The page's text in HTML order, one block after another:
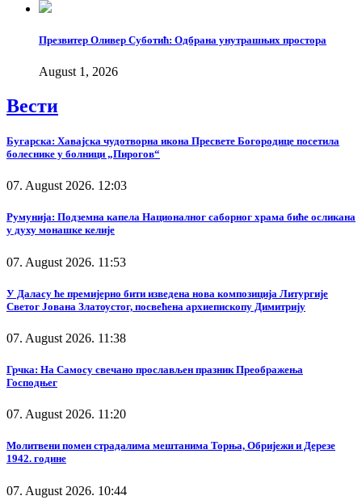
Презвитер Оливер Суботић: Одбрана унутрашњих простора
August 1, 2026
Вести
Бугарска: Хавајска чудотворна икона Пресвете Богородице посетила
болеснике у болници „Пирогов“
07. August 2026. 12:03
Румунија: Подземна капела Националног саборног храма биће осликана
у духу монашке келије
07. August 2026. 11:53
У Даласу ће премијерно бити изведена нова композиција Литургије
Светог Јована Златоустог, посвећена архиепископу Димитрију
07. August 2026. 11:38
Грчка: На Самосу свечано прослављен празник Преображења
Господњег
07. August 2026. 11:20
Молитвени помен страдалима мештанима Торња, Обријежи и Дерезе
1942. године
07. August 2026. 10:44